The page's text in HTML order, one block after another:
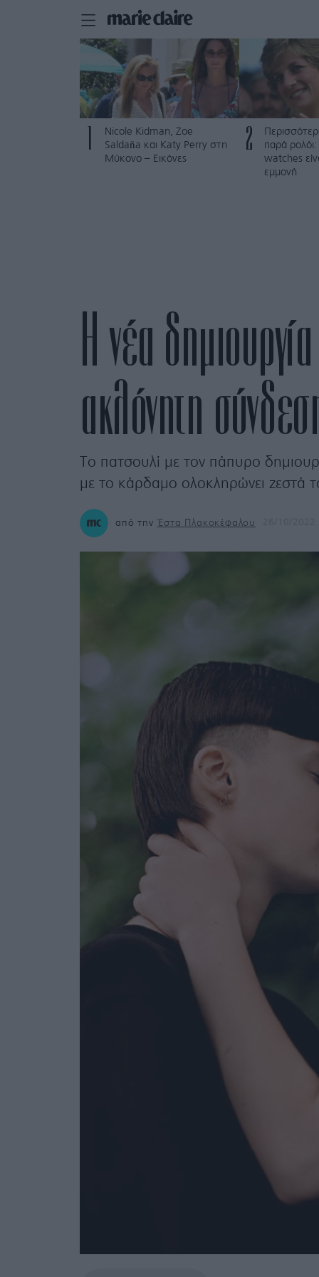
Nicole Kidman, Zoe
Saldaña και Katy Perry στη
Μύκονο – Εικόνες
2
παρά
watches
εμμονή
Η νέα
ακλόνητη
Το πατσουλί με τον πάπυρο
με το κάρδαμο ολοκληρώνει ζεστά
από τηνΈστα Πλακοκέφαλου